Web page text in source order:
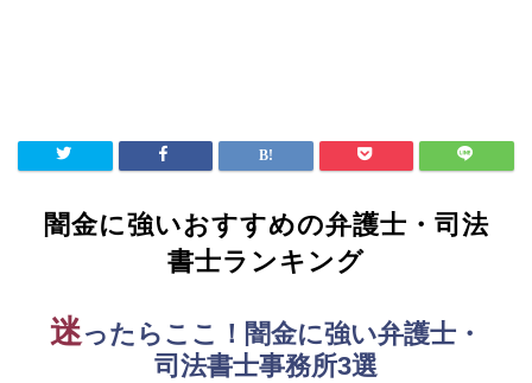
闇金に強いおすすめの弁護士・司法
書士ランキング
迷ったらここ！闇金に強い弁護士・
司法書士事務所3選